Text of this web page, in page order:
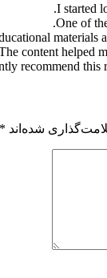
I started
One of
.
materials
content helped
recommend this
شده‌اند *